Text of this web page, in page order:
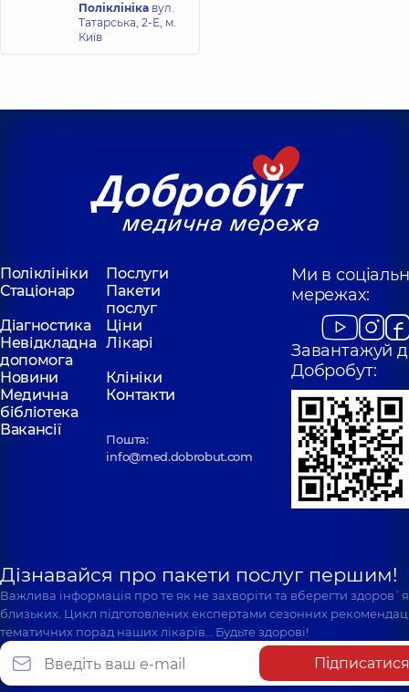
Facial
Pain.
Поліклініка вул.
Татарська, 2-Е, м.
Київ
Поліклініки
Послуги
Стаціонар
Пакети
послуг
Діагностика
Ціни
Невідкладна
допомога
Лікарі
Новини
Клініки
Медична
бібліотека
Контакти
Вакансії
Пошта:
info@med.dobrobut.com
Ми в
мережах:
Завантажуй
Добробут:
Дізнавайся про пакети послуг першим!
Важлива інформація про те як не захворіти та вберегти
близьких. Цикл підготовлених експертами сезонних
тематичних порад наших лікарів… Будьте здорові!
Підписатися